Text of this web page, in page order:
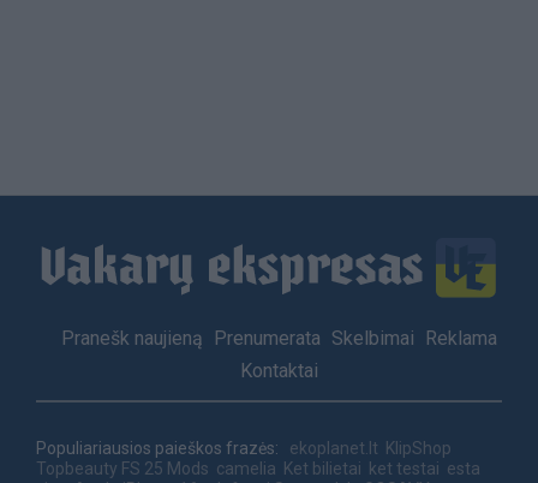
Footer
Pranešk naujieną Prenumerata Skelbimai
Reklama
Kontaktai
Populiariausios paieškos frazės: ekoplanet.lt KlipShop
Topbeauty FS 25 Mods camelia Ket bilietai ket testai esta